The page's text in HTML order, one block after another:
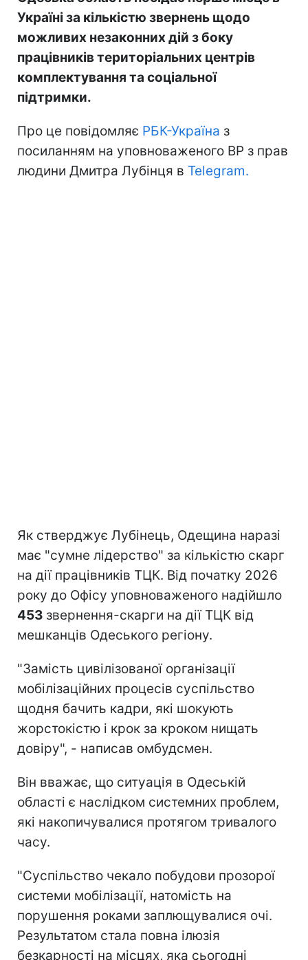
Україні за кількістю звернень щодо
можливих незаконних дій з боку
працівників територіальних центрів
комплектування та соціальної
підтримки.
Про це повідомляє РБК-Україна з
посиланням на уповноваженого ВР з прав
людини Дмитра Лубінця в Telegram.
Як стверджує Лубінець, Одещина наразі
має "сумне лідерство" за кількістю скарг
на дії працівників ТЦК. Від початку 2026
року до Офісу уповноваженого надійшло
453 звернення-скарги на дії ТЦК від
мешканців Одеського регіону.
"Замість цивілізованої організації
мобілізаційних процесів суспільство
щодня бачить кадри, які шокують
жорстокістю і крок за кроком нищать
довіру", - написав омбудсмен.
Він вважає, що ситуація в Одеській
області є наслідком системних проблем,
які накопичувалися протягом тривалого
часу.
"Суспільство чекало побудови прозорої
системи мобілізації, натомість на
порушення роками заплющувалися очі.
Результатом стала повна ілюзія
безкарності на місцях, яка сьогодні